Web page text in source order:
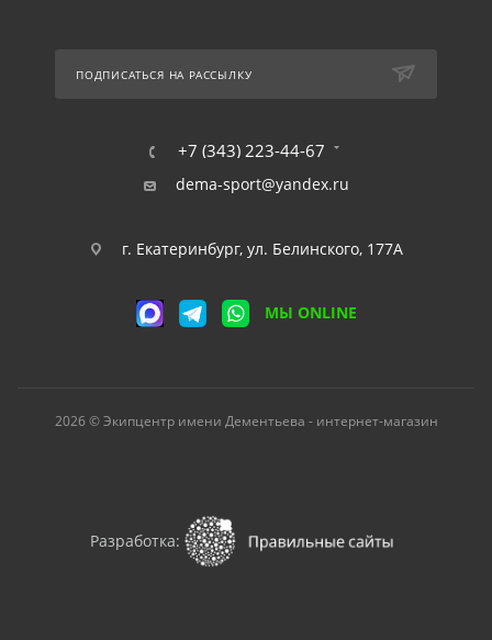
ПОДПИСАТЬСЯ НА РАССЫЛКУ
+7 (343) 223-44-67
dema-sport@yandex.ru
г. Екатеринбург, ул. Белинского, 177А
МЫ ONLINE
2026 © Экипцентр имени Дементьева - интернет-магазин
Разработка: